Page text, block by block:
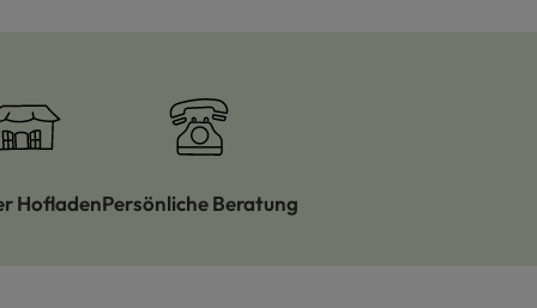
HofladenPersönliche Beratung